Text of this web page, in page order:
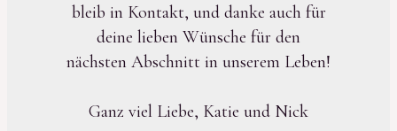
bleib in Kontakt, und danke auch für
deine lieben Wünsche für den
nächsten Abschnitt in unserem Leben!
Ganz viel Liebe, Katie und Nick